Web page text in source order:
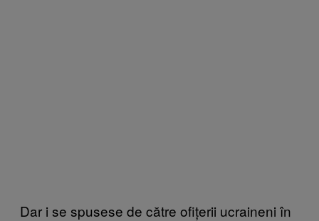
Dar i se spusese de către ofițerii ucraineni în